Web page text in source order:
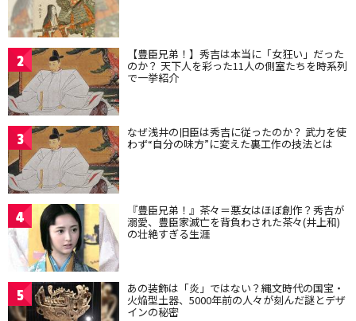
2 【豊臣兄弟！】秀吉は本当に「女狂い」だった
のか？ 天下人を彩った11人の側室たちを時系列
で一挙紹介
3 なぜ浅井の旧臣は秀吉に従ったのか？ 武力を使
わず“自分の味方”に変えた裏工作の技法とは
4 『豊臣兄弟！』茶々＝悪女はほぼ創作？秀吉が
溺愛、豊臣家滅亡を背負わされた茶々(井上和)
の壮絶すぎる生涯
5 あの装飾は「炎」ではない？縄文時代の国宝・
火焔型土器、5000年前の人々が刻んだ謎とデザ
インの秘密